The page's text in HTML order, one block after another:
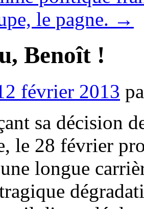
le pagne. →
Benoît !
février 2013
sa décision
le 28 février
longue